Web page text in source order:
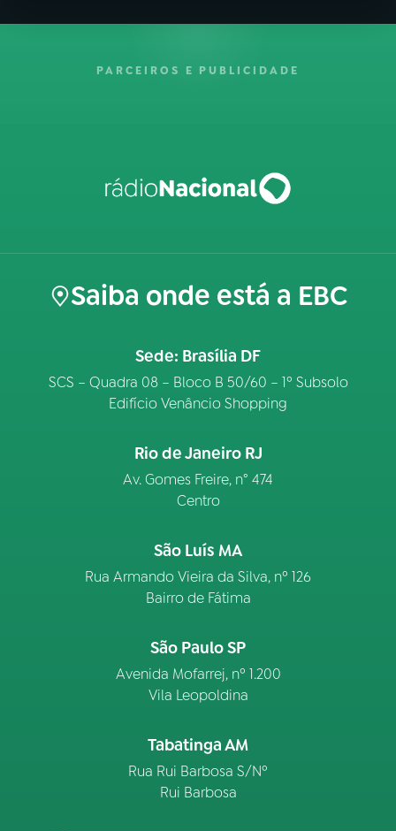
PARCEIROS E PUBLICIDADE
Saiba onde está a EBC
Sede: Brasília DF
SCS – Quadra 08 – Bloco B 50/60 – 1º Subsolo
Edifício Venâncio Shopping
Rio de Janeiro RJ
Av. Gomes Freire, n° 474
Centro
São Luís MA
Rua Armando Vieira da Silva, nº 126
Bairro de Fátima
São Paulo SP
Avenida Mofarrej, nº 1.200
Vila Leopoldina
Tabatinga AM
Rua Rui Barbosa S/Nº
Rui Barbosa